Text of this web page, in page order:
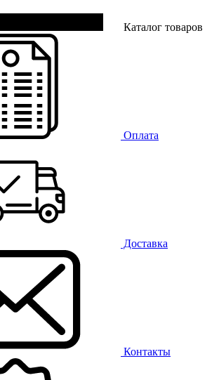
Каталог товаров
Оплата
Доставка
Контакты